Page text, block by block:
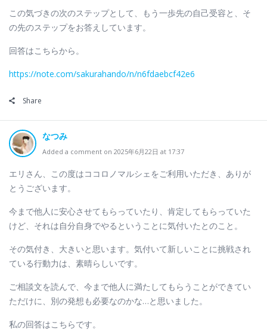
この気づきの次のステップとして、もう一歩先の自己受容と、そ
の先のステップをお答えしています。
回答はこちらから。
https://note.com/sakurahando/n/n6fdaebcf42e6
Share
なつみ
Added a comment on 2025年6月22日 at 17:37
エリさん、この度はココロノマルシェをご利用いただき、ありが
とうございます。
今まで他人に安心させてもらっていたり、肯定してもらっていた
けど、それは自分自身でやるということに気付いたとのこと。
その気付き、大きいと思います。気付いて新しいことに挑戦され
ている行動力は、素晴らしいです。
ご相談文を読んで、今まで他人に満たしてもらうことができてい
ただけに、別の発想も必要なのかな…と思いました。
私の回答はこちらです。